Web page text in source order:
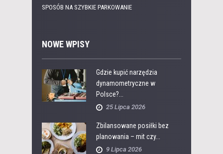
SPOSÓB NA SZYBKIE PARKOWANIE
NOWE WPISY
Gdzie kupić narzędzia
dynamometryczne w
Polsce?...
25 Lipca 2026
Zbilansowane posiłki bez
planowania – mit czy...
9 Lipca 2026